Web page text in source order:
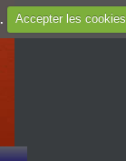
. Accepter les cookies